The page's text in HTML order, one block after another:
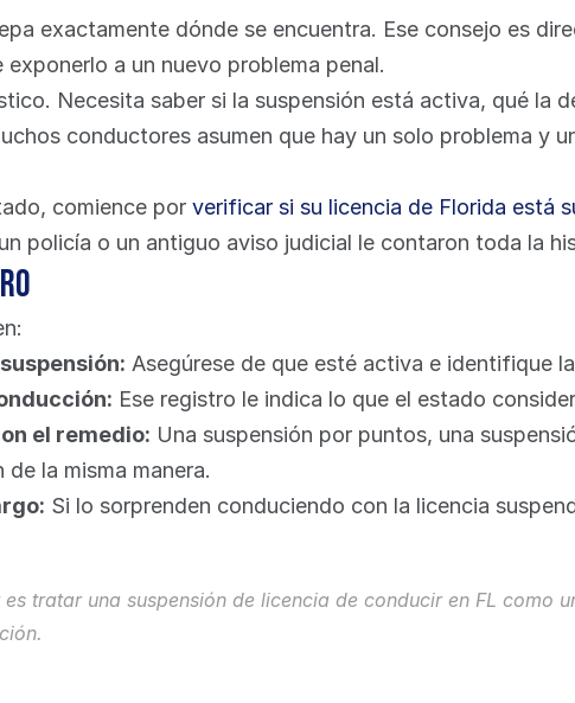
exactamente dónde se encuentra. Ese consejo es
a un nuevo problema penal.
Necesita saber si la suspensión está activa, qué la
conductores asumen que hay un solo problema y
comience por verificar si su licencia de Florida está
policía o un antiguo aviso judicial le contaron toda la
Asegúrese de que esté activa e identifique
Ese registro le indica lo que el estado
el remedio: Una suspensión por puntos, una
la misma manera.
Si lo sorprenden conduciendo con la licencia
tratar una suspensión de licencia de conducir en FL como